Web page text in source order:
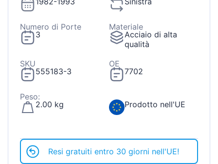
Numero di Porte
3
Materiale
Acciaio di alta
qualità
SKU
555183-3
OE
7702
Peso:
2.00 kg
Prodotto nell'UE
Resi gratuiti entro 30 giorni nell'UE!